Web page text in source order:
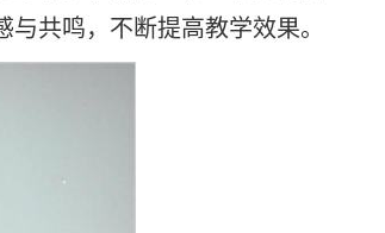
共鸣，不断提高教学效果。